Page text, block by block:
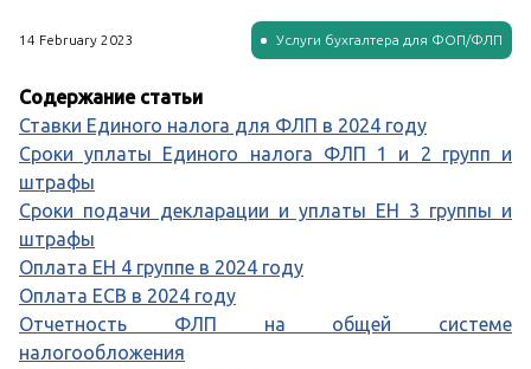
14 February 2023 Услуги бухгалтера для ФОП/ФЛП
Содержание статьи
Ставки Единого налога для ФЛП в 2024 году
Сроки уплаты Единого налога ФЛП 1 и 2 групп и
штрафы
Сроки подачи декларации и уплаты ЕН 3 группы и
штрафы
Оплата ЕН 4 группе в 2024 году
Оплата ЕСВ в 2024 году
Отчетность ФЛП на общей системе
налогообложения